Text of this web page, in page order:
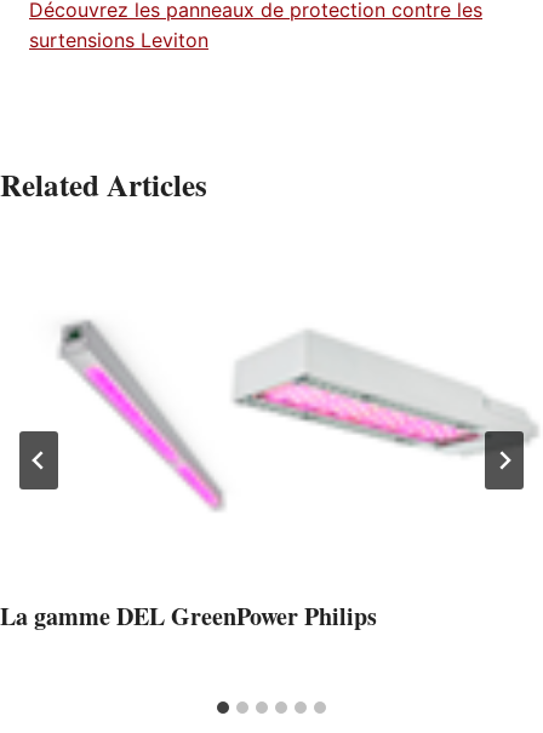
Découvrez les panneaux de protection contre les
surtensions Leviton
Related Articles
La gamme DEL GreenPower Philips